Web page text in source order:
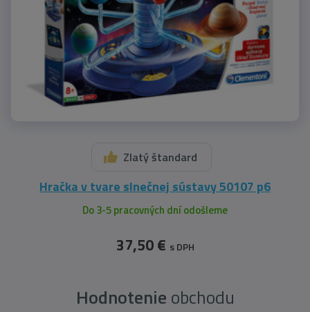
Zlatý štandard
Hračka v tvare slnečnej sústavy 50107 p6
Do 3-5 pracovných dní odošleme
37,50 € s DPH
Hodnotenie obchodu